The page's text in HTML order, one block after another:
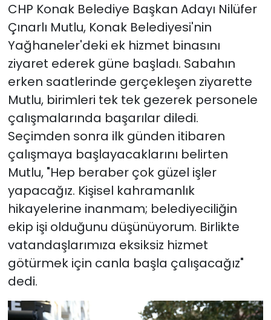
CHP Konak Belediye Başkan Adayı Nilüfer
Çınarlı Mutlu, Konak Belediyesi'nin
Yağhaneler'deki ek hizmet binasını
ziyaret ederek güne başladı. Sabahın
erken saatlerinde gerçekleşen ziyarette
Mutlu, birimleri tek tek gezerek personele
çalışmalarında başarılar diledi.
Seçimden sonra ilk günden itibaren
çalışmaya başlayacaklarını belirten
Mutlu, "Hep beraber çok güzel işler
yapacağız. Kişisel kahramanlık
hikayelerine inanmam; belediyeciliğin
ekip işi olduğunu düşünüyorum. Birlikte
vatandaşlarımıza eksiksiz hizmet
götürmek için canla başla çalışacağız"
dedi.